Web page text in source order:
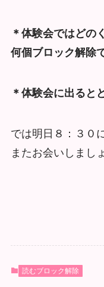
＊体験会ではどの
何個ブロック解除
＊体験会に出ると
では明日８：３０
またお会いしまし
読むブロック解除